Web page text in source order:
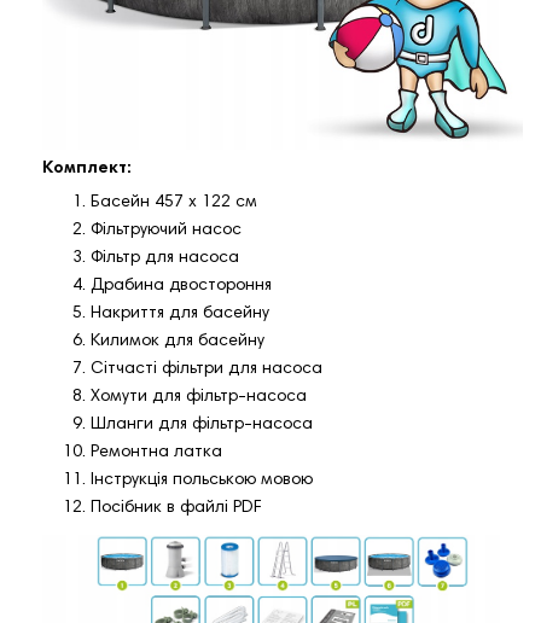
Комплект:
Басейн 457 x 122 см
Фільтруючий насос
Фільтр для насоса
Драбина двостороння
Накриття для басейну
Килимок для басейну
Сітчасті фільтри для насоса
Хомути для фільтр-насоса
Шланги для фільтр-насоса
Ремонтна латка
Інструкція польською мовою
Посібник в файлі PDF